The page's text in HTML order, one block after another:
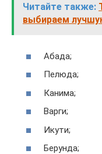
Читайте также:
выбираем
Абада;
Пелюда;
Канима;
Варги;
Икути;
Берунда;